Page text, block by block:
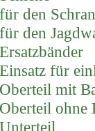
für den
für den
Ersatzbänder
Einsatz für
Oberteil mit
Oberteil ohne
Unterteil